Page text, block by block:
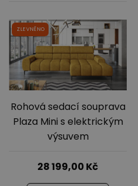
ZLEVNĚNO
Rohová sedací souprava
Plaza Mini s elektrickým
výsuvem
28 199,00 Kč